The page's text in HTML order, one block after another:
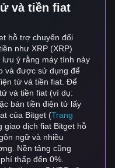
và tiền fiat
hỗ trợ chuyển đổi
như XRP (XRP)
lưu ý rằng máy tính này
và được sử dụng để
tử và tiền fiat. Để
và tiền fiat (ví dụ:
bán tiền điện tử lấy
của Bitget (Trang
giao dịch fiat Bitget hỗ
ngữ và nhiều
Nền tảng cũng
thấp đến 0%.